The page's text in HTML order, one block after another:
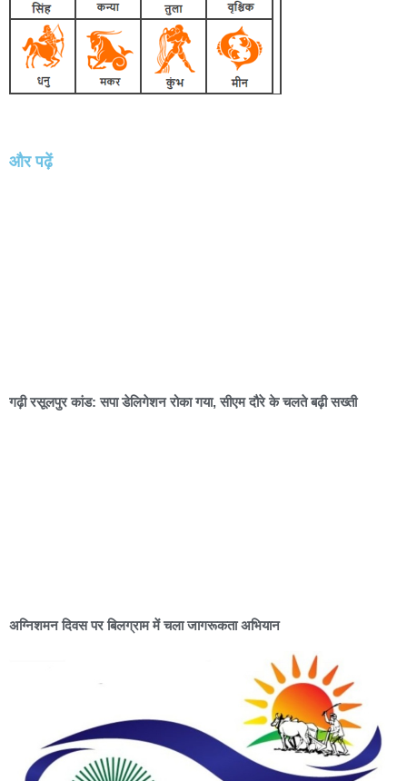
और पढ़ें
गढ़ी रसूलपुर कांड: सपा डेलिगेशन रोका गया, सीएम दौरे के चलते बढ़ी सख्ती
अग्निशमन दिवस पर बिलग्राम में चला जागरूकता अभियान